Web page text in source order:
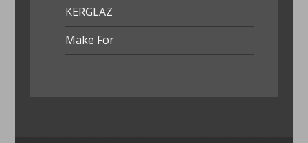
KERGLAZ
Make For